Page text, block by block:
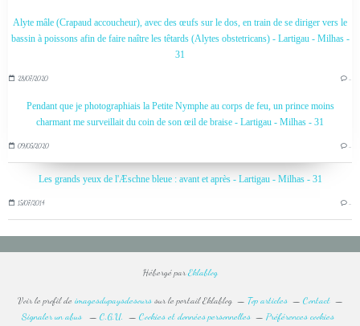
Alyte mâle (Crapaud accoucheur), avec des œufs sur le dos, en train de se diriger vers le
bassin à poissons afin de faire naître les têtards (Alytes obstetricans) - Lartigau - Milhas -
31
28/07/2020 …
Pendant que je photographiais la Petite Nymphe au corps de feu, un prince moins
charmant me surveillait du coin de son œil de braise - Lartigau - Milhas - 31
09/05/2020 …
Les grands yeux de l'Æschne bleue : avant et après - Lartigau - Milhas - 31
15/07/2014 …
Hébergé parEklablog
Voir le profil de imagesdupaysdesourssur le portail Eklablog Top articles
Contact
Signaler un abus
C.G.U. Cookies et données personnelles Préférences cookies